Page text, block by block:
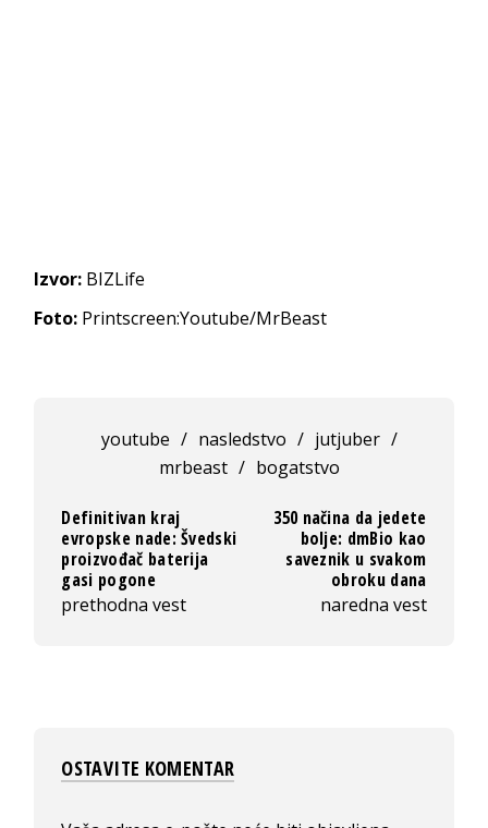
Izvor: BIZLife
Foto: Printscreen:Youtube/MrBeast
youtube / nasledstvo / jutjuber /
mrbeast / bogatstvo
Definitivan kraj
evropske nade: Švedski
proizvođač baterija
gasi pogone
prethodna vest
350 načina da jedete
bolje: dmBio kao
saveznik u svakom
obroku dana
naredna vest
OSTAVITE KOMENTAR